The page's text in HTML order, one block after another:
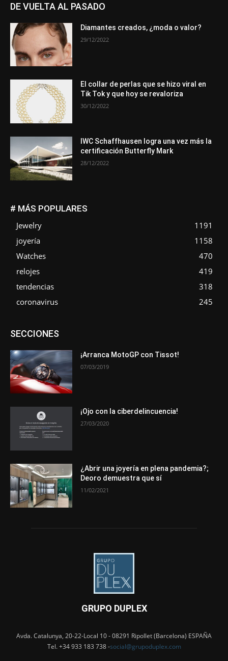
DE VUELTA AL PASADO
Diamantes creados, ¿moda o valor?
29/12/2022
El collar de perlas que se hizo viral en
Tik Tok y que hoy se revaloriza
30/12/2022
IWC Schaffhausen logra una vez más la
certificación Butterfly Mark
28/12/2022
# MÁS POPULARES
Jewelry
1191
joyería
1158
Watches
470
relojes
419
tendencias
318
coronavirus
245
SECCIONESAsociaciones
Novedades
Opiniones Premios Secciones
¡Arranca MotoGP con Tissot!
07/03/2019
¡Ojo con la ciberdelincuencia!
27/03/2020
¿Abrir una joyería en plena pandemia?;
Deoro demuestra que sí
11/02/2021
GRUPO DUPLEX
Avda. Catalunya, 20-22-Local 10 - 08291 Ripollet (Barcelona) ESPAÑA
Tel. +34 933 183 738 -social@grupoduplex.com